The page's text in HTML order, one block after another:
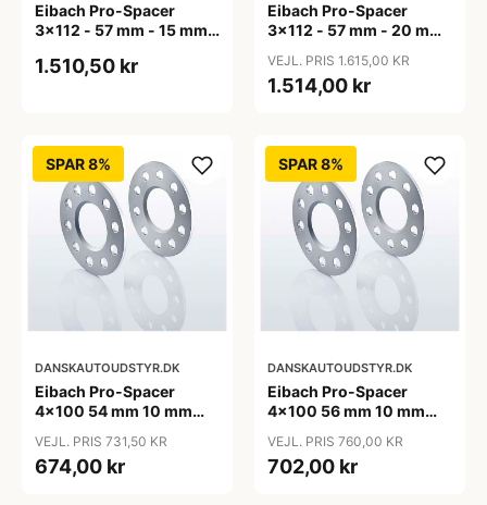
Eibach Pro-Spacer
3x112 - 57 mm - 15 mm
1.510,50 kr
Eibach Pro-Spacer
3x112 - 57 mm - 20 mm
VEJL. PRIS 1.615,00 KR
1.514,00 kr
SPAR 8%
DANSKAUTOUDSTYR.DK
Eibach Pro-Spacer
4x100 54 mm 10 mm
VEJL. PRIS 731,50 KR
674,00 kr
SPAR 8%
DANSKAUTOUDSTYR.DK
Eibach Pro-Spacer
4x100 56 mm 10 mm
VEJL. PRIS 760,00 KR
702,00 kr